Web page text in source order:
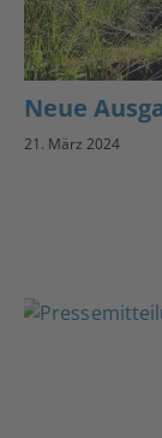
Neue
21. März 2024